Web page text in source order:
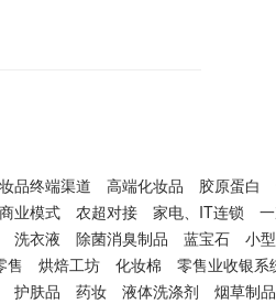
品终端渠道 高端化妆品 胶原蛋白
业模式 农超对接 家电、IT连锁
洗衣液 除菌消臭制品 蓝宝石 小
售 烘焙工坊 化妆棉 零售业收银系
护肤品 药妆 液体洗涤剂 烟草制品